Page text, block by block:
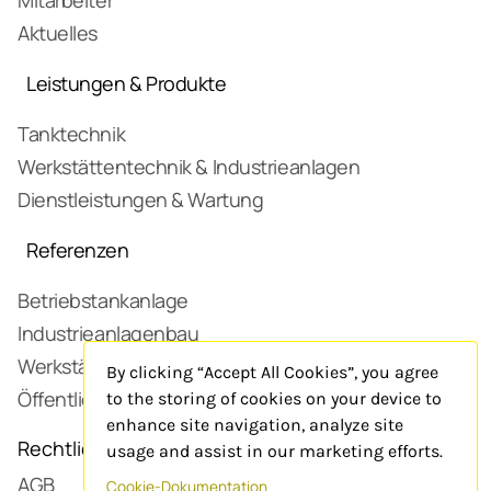
für Ereignismeldungen selbstverständlich
Vorhandene Schnittstellen können beliebig
Programmen zum Datenaustausch
verbunden werden – intern sowie extern.
Durch die Zuverlässigkeit und die Stabilität
des Tankdatensystems können monatlich
erfasst und in hoch­sicheren Rechenzentren
verwahrt werden. Dies geschieht selbst­
verständlich unter Beachtung der deutschen
Datenschutzbestimmungen.
Jetzt Petrofleet testen:
Aktuelles
Leistungen & Produkte
Tanktechnik
Werkstättentechnik & Industrieanlagen
Dienstleistungen & Wartung
Referenzen
Betriebstankanlage
Industrieanlagenbau
Werkstätte
Öffentliche Tankstelle
Rechtliches
AGB
By clicking “Accept All Cookies”, you agree
to the storing of cookies on your device to
enhance site navigation, analyze site
usage and assist in our marketing efforts.
Cookie-Dokumentation